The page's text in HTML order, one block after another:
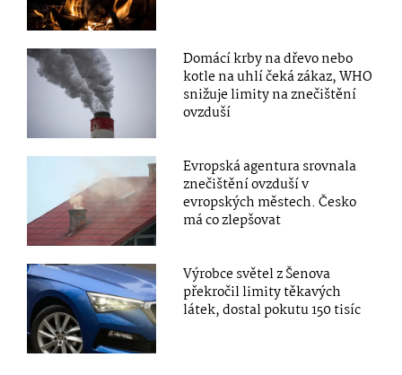
Domácí krby na dřevo nebo
kotle na uhlí čeká zákaz, WHO
snižuje limity na znečištění
ovzduší
Evropská agentura srovnala
znečištění ovzduší v
evropských městech. Česko
má co zlepšovat
Výrobce světel z Šenova
překročil limity těkavých
látek, dostal pokutu 150 tisíc